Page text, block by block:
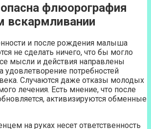
флюорография
вскармливании
и после рождения малыша
не сделать ничего, что бы могло
мысли и действия направлены
удовлетворение потребностей
Случаются даже отказы молодых
лечения. Есть мнение, что после
активизируются обменные
на руках несет ответственность